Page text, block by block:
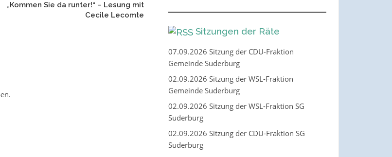
„Kommen Sie da runter!“ – Lesung mit
Cecile Lecomte
Sitzungen der Räte
07.09.2026 Sitzung der CDU-Fraktion
Gemeinde Suderburg
02.09.2026 Sitzung der WSL-Fraktion
Gemeinde Suderburg
02.09.2026 Sitzung der WSL-Fraktion SG
Suderburg
02.09.2026 Sitzung der CDU-Fraktion SG
Suderburg